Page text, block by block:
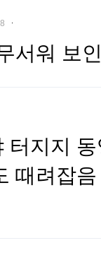
서워 보
터지지
때려잡